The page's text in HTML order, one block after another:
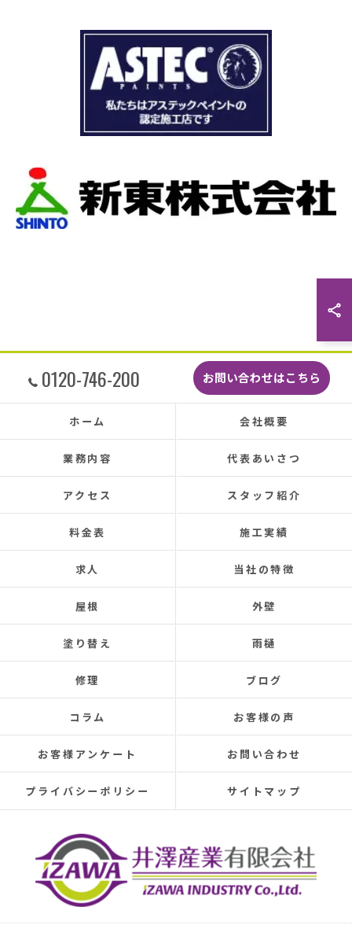
瓦の劣化がだいぶ進んでいて所々でヒビや1箇所
穴が空いているのもわりました。
本当は屋根全部を変えたいところでしたが、こ
の先10数年で住み替え予定なので瓦の差し替え
をお願いしました。
作業です。
当初夕方４時頃終了予定が、家にあった予備の
瓦まで使って瓦を差し替えてもらったので薄暗
くなるまで頑張っていただき頭の下がる思いで
しっかり直していただいたのでその後雨漏りも
もちろんなく、先日はかなりのドシャ降りでし
たがポツポツ音も一切ありませんでした。
本当に井澤さんにお願いしてよかったです、ま
た皆さまとても感じの良い方ばかりで安心して
お任せできました。
あと口コミを書いてくださった皆さまのおかげ
で井澤産業さんを知ることができました。
この場をお借りして感謝いたします。
この度は本当にありがとうございました。
今後ともよろしくお願いします！ (Translated by
Google) My 50-year-old house has been plagued by roof
leaks for about 20 years.
Three times so far, the ceiling has leaked, and although
the leaks were repaired each time, the problem was
never completely fixed.
Even after repairs, the dripping sound would reappear
elsewhere, making rainy days incredibly depressing.
This time, I was determined to have the cause identified
and repaired, so I searched online reviews daily and
finally found Izawa Sangyo.
From the initial estimate, it was completely different
from anything I'd experienced before.
They conducted a thorough leak investigation
throughout the morning, using drones, infrared sensors,
and inspecting the attic from the second-floor closet,
and were able to pinpoint the leak location.
They discovered that the roof tiles were significantly
deteriorated, with cracks in several places and even a
hole in one spot.
Ideally, I would have liked to replace the entire roof, but
0120-746-200 お問い合わせはこちら
ホーム 会社概要
業務内容 代表あいさつ
アクセス スタッフ紹介
料金表 施工実績
求人 当社の特徴
屋根 外壁
塗り替え 雨樋
修理 ブログ
コラム お客様の声
お客様アンケート お問い合わせ
プライバシーポリシー サイトマップ